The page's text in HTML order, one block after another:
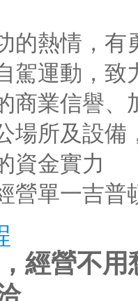
熱情，有
運動，致
業信譽、
所及設備
金實力
單一吉普
經營不用